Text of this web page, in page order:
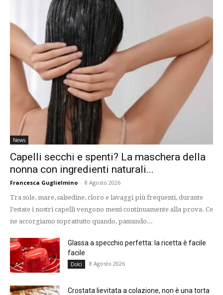
News
Capelli secchi e spenti? La maschera della
nonna con ingredienti naturali...
Francesca Guglielmino - 8 Agosto 2026
Tra sole, mare, salsedine, cloro e lavaggi più frequenti, durante
l’estate i nostri capelli vengono messi continuamente alla prova. Ce
ne accorgiamo soprattutto quando, passando...
Glassa a specchio perfetta: la ricetta è facile
facile
Dolci 8 Agosto 2026
Crostata lievitata a colazione, non è una torta